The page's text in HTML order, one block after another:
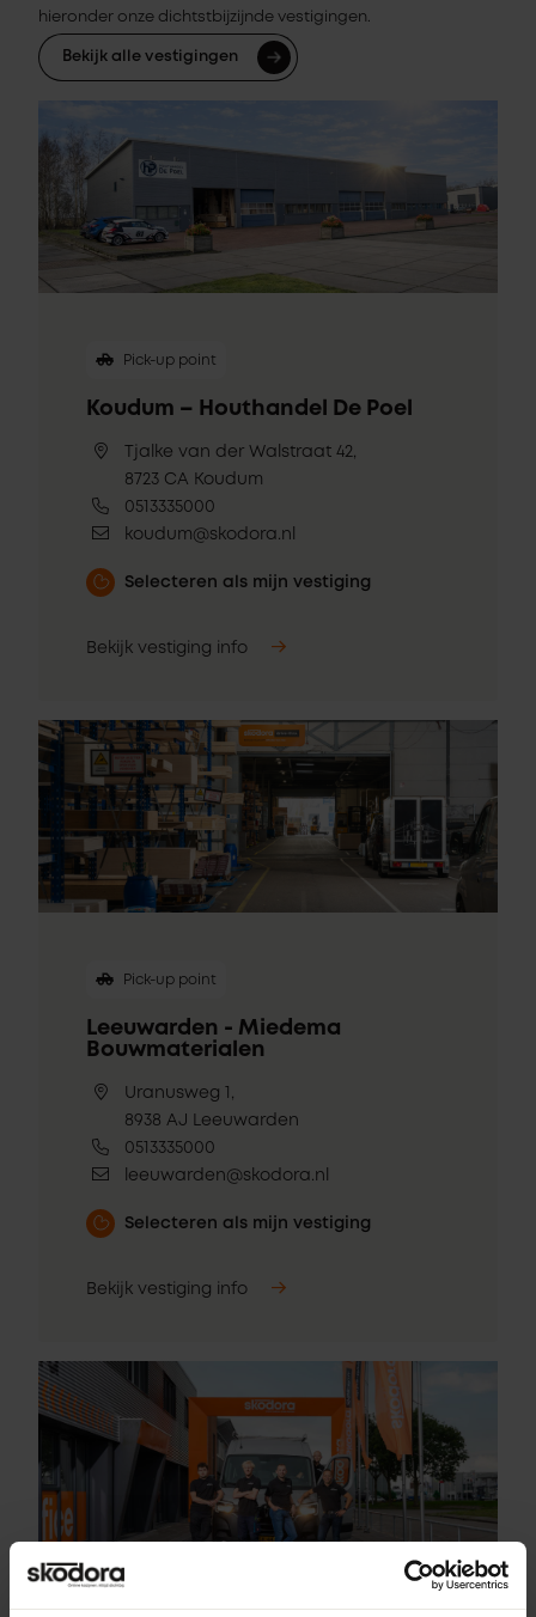
hieronder onze dichtstbijzijnde vestigingen.
Bekijk alle vestigingen
Pick-up point
Koudum – Houthandel De Poel
Tjalke van der Walstraat 42,
8723 CA Koudum
0513335000
koudum@skodora.nl
Selecteren als mijn vestiging
Bekijk vestiging info
Pick-up point
Leeuwarden - Miedema
Bouwmaterialen
Uranusweg 1,
8938 AJ Leeuwarden
0513335000
leeuwarden@skodora.nl
Selecteren als mijn vestiging
Bekijk vestiging info